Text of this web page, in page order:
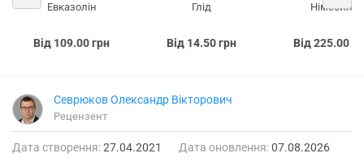
Евказолін
Від 109.00 грн
Глід
Від 14.50 грн
Німесил
Від 225.00
Севрюков Олександр Вікторович
Рецензент
Дата створення:27.04.2021 Дата оновлення:07.08.2026